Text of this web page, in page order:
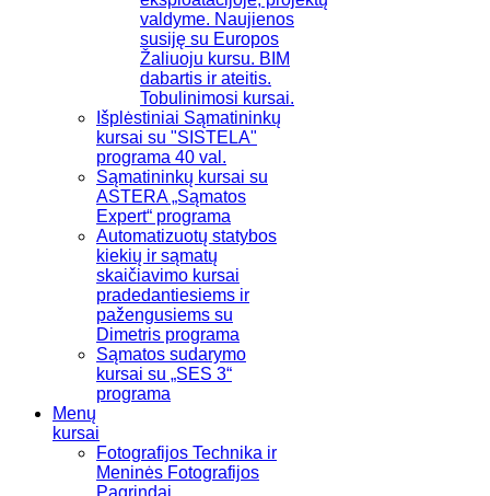
valdyme. Naujienos
susiję su Europos
Žaliuoju kursu. BIM
dabartis ir ateitis.
Tobulinimosi kursai.
Išplėstiniai Sąmatininkų
kursai su "SISTELA"
programa 40 val.
Sąmatininkų kursai su
ASTERA „Sąmatos
Expert“ programa
Automatizuotų statybos
kiekių ir sąmatų
skaičiavimo kursai
pradedantiesiems ir
pažengusiems su
Dimetris programa
Sąmatos sudarymo
kursai su „SES 3“
programa
Menų
kursai
Fotografijos Technika ir
Meninės Fotografijos